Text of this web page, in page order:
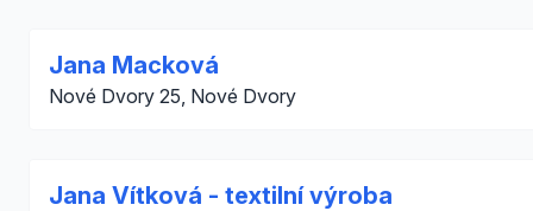
Jana Macková
Nové Dvory 25, Nové Dvory
Jana Vítková - textilní výroba